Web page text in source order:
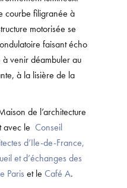
courbe filigranée à
motorisée se
faisant écho
à venir déambuler au
à la lisière de la
de l’architecture
avec leConseil
d’Ile-de-France,
et d’échanges des
Paris et leCafé A.